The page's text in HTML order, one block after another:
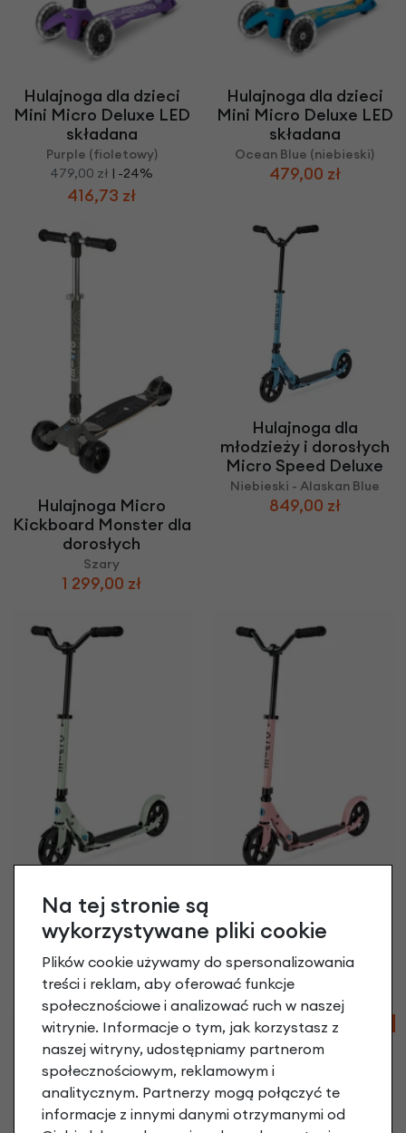
Hulajnoga dla dzieci
Mini Micro Deluxe LED
składana
Purple (fioletowy)
479,00 zł | -24%
416,73 zł
Hulajnoga dla dzieci
Mini Micro Deluxe LED
składana
Ocean Blue (niebieski)
479,00 zł
Hulajnoga Micro
Kickboard Monster dla
dorosłych
Szary
1 299,00 zł
Hulajnoga dla
młodzieży i dorosłych
Micro Speed Deluxe
Niebieski - Alaskan Blue
849,00 zł
Hulajnoga dla
młodzieży i dorosłych
Micro Speed Deluxe
Zielony - Clay
849,00 zł
młodzieży i dorosłych
Micro Speed Deluxe
Różowy - Neon Rose
849,00 zł
Na tej stronie są
wykorzystywane pliki cookie
Plików cookie używamy do spersonalizowania
treści i reklam, aby oferować funkcje
społecznościowe i analizować ruch w naszej
witrynie. Informacje o tym, jak korzystasz z
naszej witryny, udostępniamy partnerom
społecznościowym, reklamowym i
analitycznym. Partnerzy mogą połączyć te
informacje z innymi danymi otrzymanymi od